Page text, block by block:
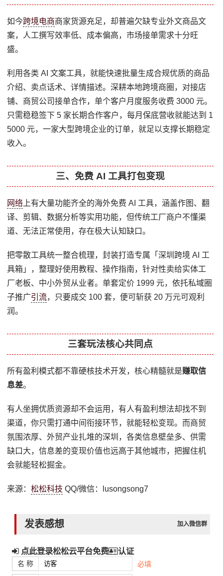
如今跨境电商商家货源充足，却普遍欠缺专业外文商品文
案，人工撰写效率低、成本偏高，市场接单需求十分旺
盛。
利用各类 AI 文案工具，就能快速批量生成合规优质的商品
介绍、卖点话术、详情描述。深耕本地跨境商圈，对接店
铺、商贸公司接单合作，单个客户月度服务收费 3000 元。
只需稳稳签下 5 家长期合作客户，每月保底营收就能达到 1
5000 元，一家大型跨境企业的订单，就足以支撑长期稳定
收入。
三、免费 AI 工具打包变现
网络 上有大量功能齐全的海外免费 AI 工具，涵盖作图、翻
译、剪辑、数据分析等实用功能，但传统工厂商户不懂渠
道、无法正常使用，存在极大认知缺口。
把零散工具统一整合梳理，封装打造专属「深圳跨境 AI 工
具箱」，整理好使用教程、操作指南，针对性卖给实体工
厂老板、中小外贸从业者。单套定价 1999 元，依托私域圈
子推广引流，只要成交 100 套，便可斩获 20 万元可观利
润。
三套玩法核心共同点
所有盈利模式都不靠硬核技术开发，核心精髓就是赚取信
息差。
有人坐拥优质资源却不会运用，有人有盈利想法却找不到
渠道，你只需打通中间衔接环节，就能轻松变现。而商贸
氛围浓厚、外贸产业扎堆的深圳，各类信息壁垒多、供需
缺口大，信息差的变现价值也远高于其他城市，把握住机
会就能轻松掘金。
来源：松松科技 QQ/微信：lusongsong7
发表感想 加入微信群
点此登录松松云平台免费 认证
名 称 必填